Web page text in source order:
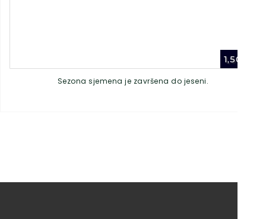
1,50
Sezona sjemena je završena do jeseni.